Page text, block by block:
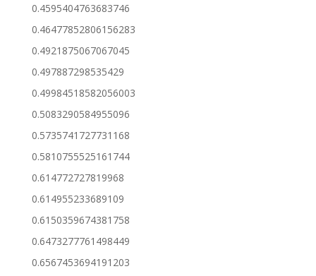
0.4595404763683746
0.46477852806156283
0.4921875067067045
0.497887298535429
0.49984518582056003
0.5083290584955096
0.5735741727731168
0.5810755525161744
0.614772727819968
0.614955233689109
0.6150359674381758
0.6473277761498449
0.6567453694191203